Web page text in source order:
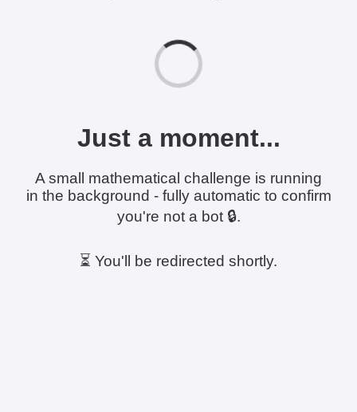
Just a moment...
A small mathematical challenge is running
in the background - fully automatic to confirm
you're not a bot 🔒.
⏳ You'll be redirected shortly.